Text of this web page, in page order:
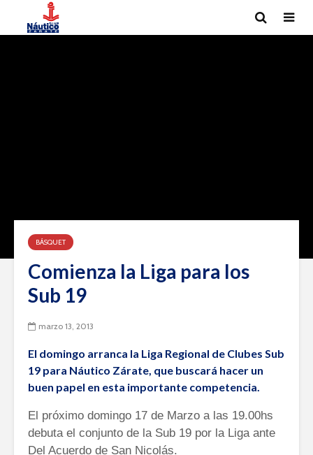
BÁSQUET
Comienza la Liga para los
Sub 19
marzo 13, 2013
El domingo arranca la Liga Regional de Clubes Sub
19 para Náutico Zárate, que buscará hacer un
buen papel en esta importante competencia.
El próximo domingo 17 de Marzo a las 19.00hs
debuta el conjunto de la Sub 19 por la Liga ante
Del Acuerdo de San Nicolás.